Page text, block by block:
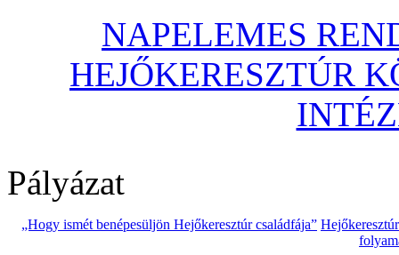
NAPELEMES
HEJŐKERESZTÚR
Pályázat
„Hogy ismét benépesüljön Hejőkeresztúr családfája”